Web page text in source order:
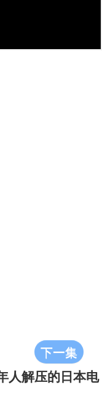
下一集
人解压的日本电